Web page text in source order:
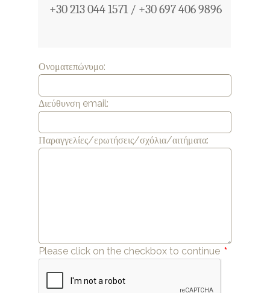
Ονοματεπώνυμο:
Διεύθυνση email:
Παραγγελίες/ερωτήσεις/σχόλια/αιτήματα:
Please click on the checkbox to continue *
+30 213 044 1571 / +30 697 406 9896